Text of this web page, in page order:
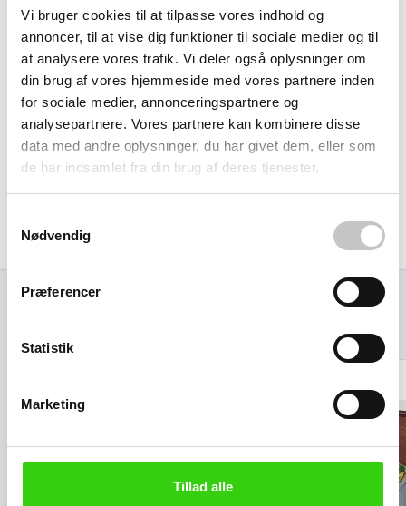
Vi bruger cookies til at tilpasse vores indhold og
annoncer, til at vise dig funktioner til sociale medier og til
at analysere vores trafik. Vi deler også oplysninger om
din brug af vores hjemmeside med vores partnere inden
for sociale medier, annonceringspartnere og
analysepartnere. Vores partnere kan kombinere disse
data med andre oplysninger, du har givet dem, eller som
de har indsamlet fra din brug af deres tjenester.
Nødvendig
Præferencer
Statistik
Marketing
Tillad alle
diskrete grå farve (RAL 7035) passer naturligt ind i
professionelle miljøer uden at råbe op om sig selv.
Modulær løsning der vokser med jer
Systemets modulopbygning betyder, at I kan starte med ét
sæt og udvide efter behov. Flere enheder kan kombineres
eller steder med skiftende krav til affaldssortering.